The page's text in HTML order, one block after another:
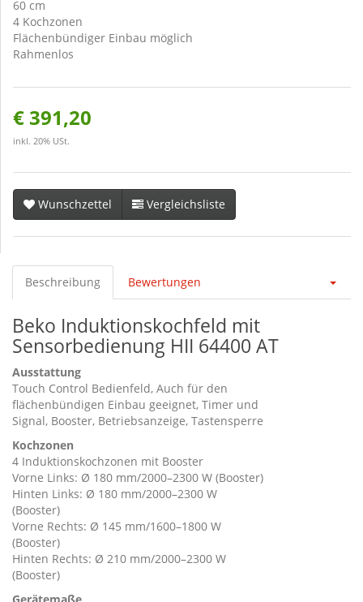
60 cm
4 Kochzonen
Flächenbündiger Einbau möglich
Rahmenlos
€ 391,20
inkl. 20% USt.
Wunschzettel Vergleichsliste
Beschreibung Bewertungen
Beko Induktionskochfeld mit
Sensorbedienung HII 64400 AT
Ausstattung
Touch Control Bedienfeld, Auch für den
flächenbündigen Einbau geeignet, Timer und
Signal, Booster, Betriebsanzeige, Tastensperre
Kochzonen
4 Induktionskochzonen mit Booster
Vorne Links: Ø 180 mm/2000–2300 W (Booster)
Hinten Links: Ø 180 mm/2000–2300 W
(Booster)
Vorne Rechts: Ø 145 mm/1600–1800 W
(Booster)
Hinten Rechts: Ø 210 mm/2000–2300 W
(Booster)